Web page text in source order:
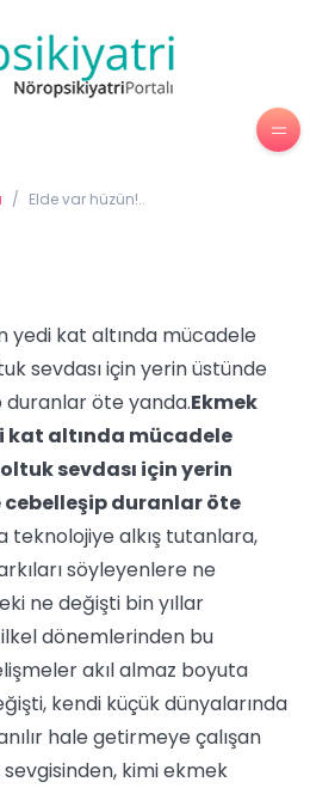
/ Elde var hüzün!..
yedi kat altında mücadele
sevdası için yerin üstünde
öte yanda.Ekmek
kat altında mücadele
sevdası için yerin
duranlar öte
teknolojiye alkış tutanlara,
söyleyenlere ne
ne değişti bin yıllar
dönemlerinden bu
akıl almaz boyuta
kendi küçük dünyalarında
hale getirmeye çalışan
kimi ekmek